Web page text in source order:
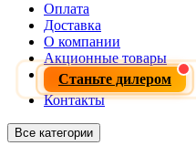
Оплата
Доставка
О компании
Акционные товары
Станьте дилером
Контакты
Все категории